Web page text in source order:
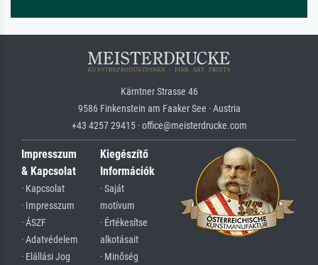
Kärntner Strasse 46
9586 Finkenstein am Faaker See · Austria
+43 4257 29415 · office@meisterdrucke.com
Impresszum
& Kapcsolat
· Kapcsolat
· Impresszum
· ÁSZF
· Adatvédelem
· Elállási Jog
Kiegészítő
Információk
· Saját
motívum
· Értékesítse
alkotásait
· Minőség